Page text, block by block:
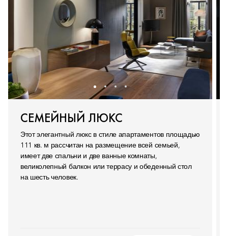
СЕМЕЙНЫЙ ЛЮКС
Этот элегантный люкс в стиле апартаментов площадью
111 кв. м рассчитан на размещение всей семьей,
имеет две спальни и две ванные комнаты,
великолепный балкон или террасу и обеденный стол
на шесть человек.